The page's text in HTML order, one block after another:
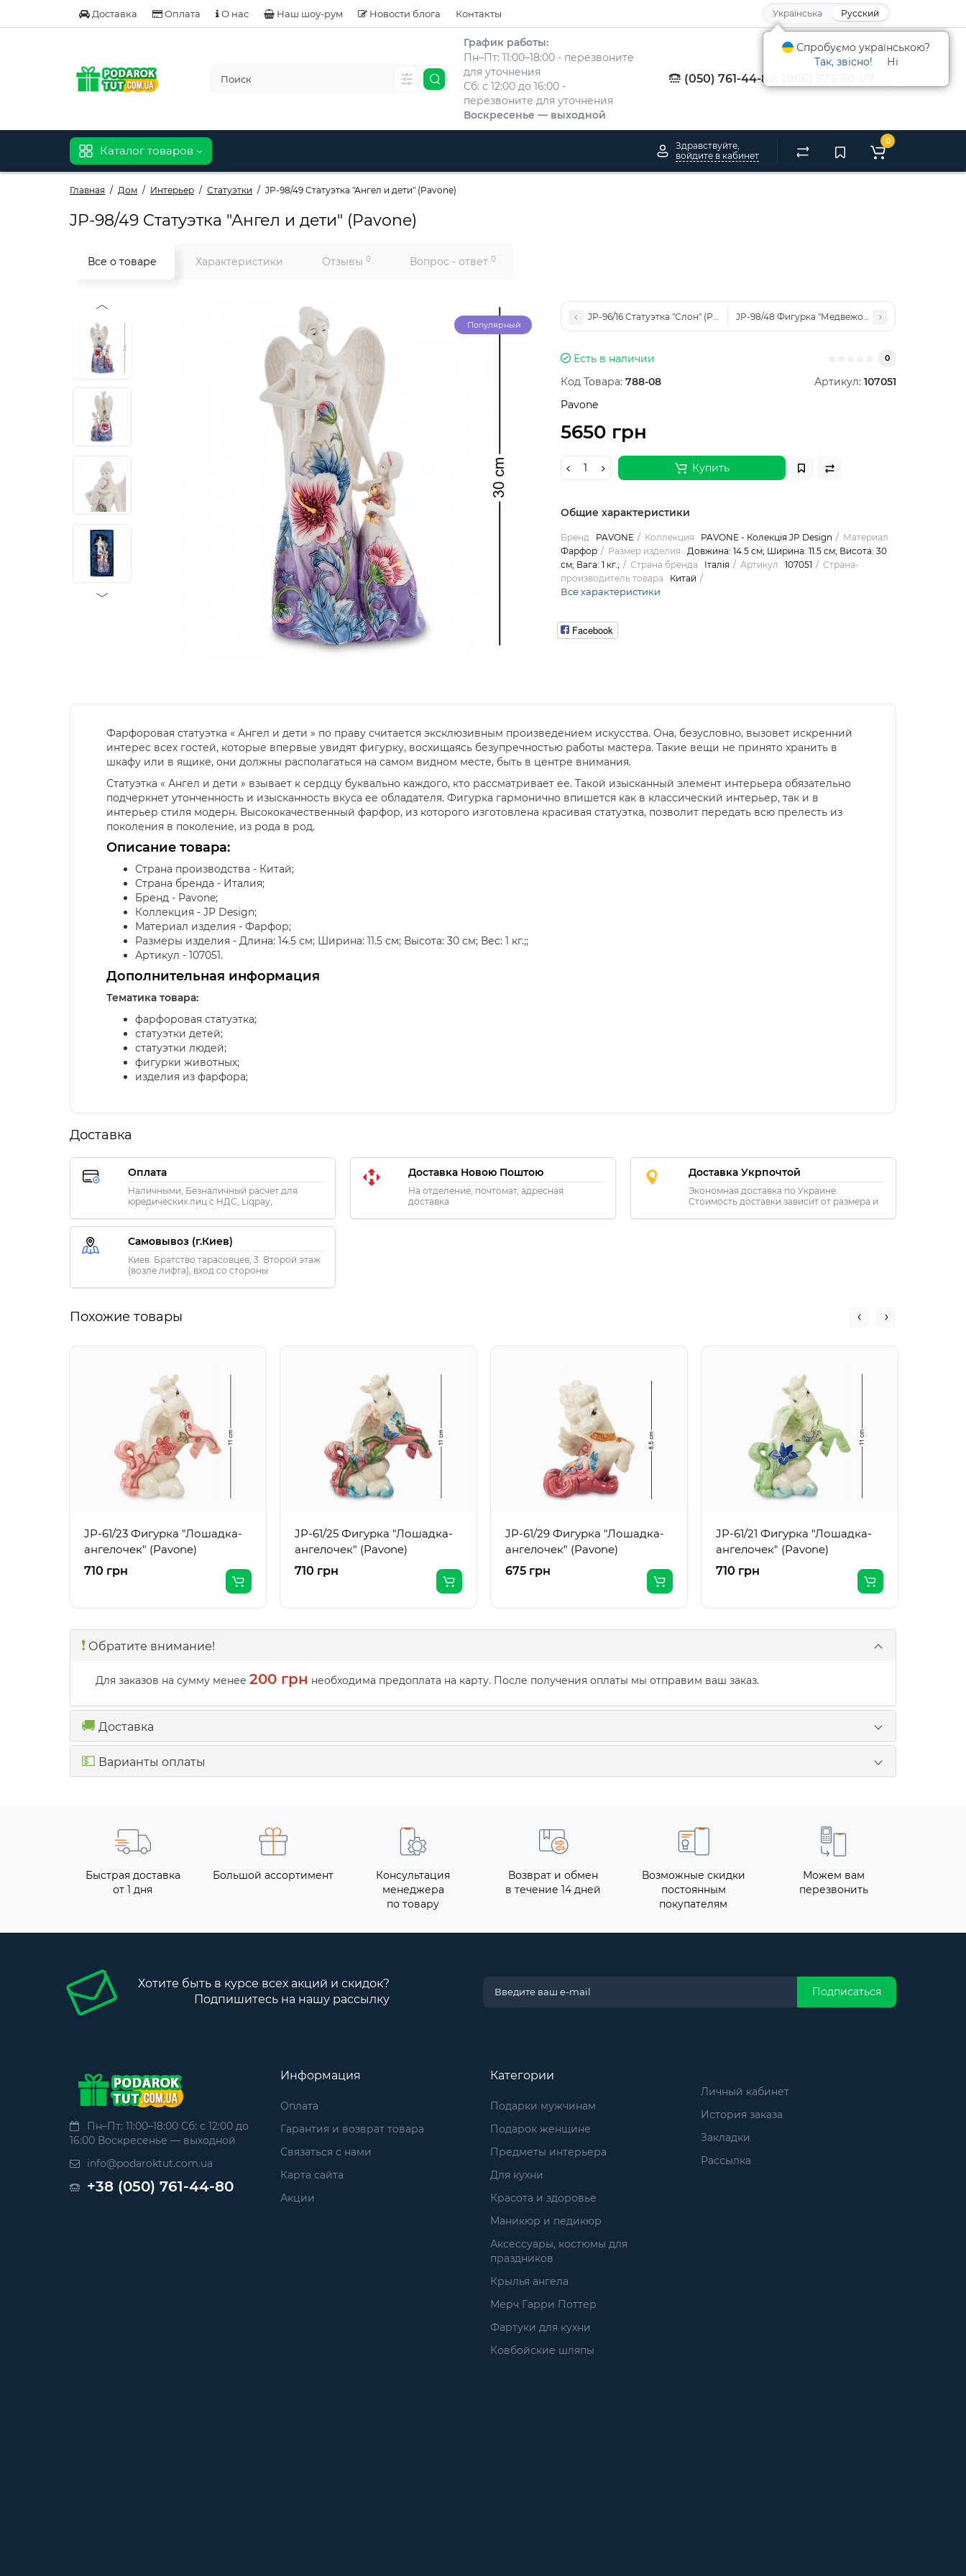
Доставка Оплата О нас Наш шоу-рум Новости блога Контакты Українська Русский
График работы:
Пн–Пт: 11:00–18:00 - перезвоните
для уточнения
Сб: с 12:00 до 16:00 -
перезвоните для уточнения
Воскресенье — выходной
(050) 761-44-80; (066) 573-80-07
Каталог товаров
Здравствуйте,
войдите в кабинет
0
Главная Дом Интерьер Статуэтки JP-98/49 Статуэтка "Ангел и дети" (Pavone)
JP-98/49 Статуэтка "Ангел и дети" (Pavone)
Все о товаре Характеристики Отзывы 0 Вопрос - ответ 0
Популярный
JP-96/16 Статуэтка "Слон" (Pavone)JP-98/48 Фигурка "Медвежонок" (Pavone)
Есть в наличии 0
Код Товара: 788-08 Артикул: 107051
Pavone
5650 грн
Купить
Общие характеристики
Бренд PAVONE Коллекция PAVONE - Колекція JP Design
Материал
Фарфор
Размер изделия
Довжина: 14.5 см; Ширина: 11.5 см; Висота: 30
см; Вага: 1 кг.;
Страна бренда Італія Артикул 107051
Страна-
производитель товара
Китай
Все характеристики
Facebook
Фарфоровая статуэтка « Ангел и дети » по праву считается эксклюзивным произведением искусства. Она, безусловно, вызовет искренний
интерес всех гостей, которые впервые увидят фигурку, восхищаясь безупречностью работы мастера. Такие вещи не принято хранить в
шкафу или в ящике, они должны располагаться на самом видном месте, быть в центре внимания.
Статуэтка « Ангел и дети » взывает к сердцу буквально каждого, кто рассматривает ее. Такой изысканный элемент интерьера обязательно
подчеркнет утонченность и изысканность вкуса ее обладателя. Фигурка гармонично впишется как в классический интерьер, так и в
интерьер стиля модерн. Высококачественный фарфор, из которого изготовлена красивая статуэтка, позволит передать всю прелесть из
поколения в поколение, из рода в род.
Описание товара:
Страна производства - Китай;
Страна бренда - Италия;
Бренд - Pavone;
Коллекция - JP Design;
Материал изделия - Фарфор;
Размеры изделия - Длина: 14.5 см; Ширина: 11.5 см; Высота: 30 см; Вес: 1 кг.;;
Артикул - 107051.
Дополнительная информация
Тематика товара:
фарфоровая статуэтка;
статуэтки детей;
статуэтки людей;
фигурки животных;
изделия из фарфора;
Доставка
Оплата
Наличными, Безналичный расчет для
юредических лиц с НДС, Liqpay,
Visa/MasterCard, Privat24
Доставка Новою Поштою
На отделение, почтомат, адресная
доставка
Доставка Укрпочтой
Экономная доставка по Украине.
Стоимость доставки зависит от размера и
Самовывоз (г.Киев)
Киев. Братство тарасовцев, 3. Второй этаж
(возле лифта), вход со стороны
Похожие товары
JP-61/23 Фигурка "Лошадка-
ангелочек" (Pavone)
710 грн
JP-61/25 Фигурка "Лошадка-
ангелочек" (Pavone)
710 грн
JP-61/29 Фигурка "Лошадка-
ангелочек" (Pavone)
675 грн
JP-61/21 Фигурка "Лошадка-
ангелочек" (Pavone)
710 грн
❗️ Обратите внимание!
Для заказов на сумму менее 200 грн необходима предоплата на карту. После получения оплаты мы отправим ваш заказ.
🚚 Доставка
💵 Варианты оплаты
Быстрая доставка
от 1 дня
Большой ассортимент
Консультация
менеджера
по товару
Возврат и обмен
в течение 14 дней
Возможные скидки
постоянным
покупателям
Можем вам
перезвонить
Хотите быть в курсе всех акций и скидок?
Подпишитесь на нашу рассылку
Подписаться
Пн–Пт: 11:00–18:00 Сб: с 12:00 до
16:00 Воскресенье — выходной
info@podaroktut.com.ua
+38 (050) 761-44-80
Информация
Оплата
Гарантия и возврат товара
Связаться с нами
Карта сайта
Акции
Категории
Подарки мужчинам
Подарок женщине
Предметы интерьера
Для кухни
Красота и здоровье
Маникюр и педикюр
Аксессуары, костюмы для
праздников
Крылья ангела
Мерч Гарри Поттер
Фартуки для кухни
Ковбойские шляпы
Личный кабинет
История заказа
Закладки
Рассылка
Спробуємо українською?
Так, звісно!
Ні